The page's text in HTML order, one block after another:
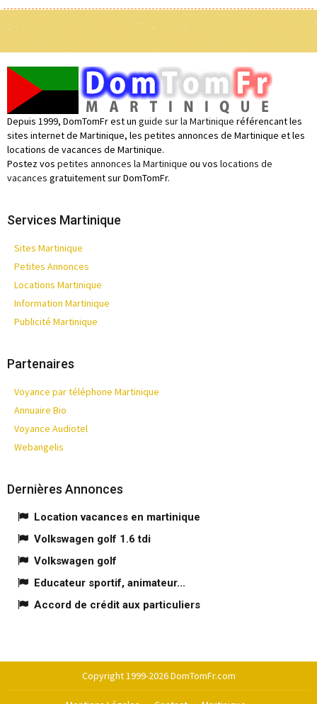
Depuis 1999, DomTomFr est un guide sur la Martinique référencant les
sites internet de Martinique, les petites annonces de Martinique et les
locations de vacances de Martinique.
Postez vos petites annonces la Martinique ou vos locations de
vacances gratuitement sur DomTomFr.
Services Martinique
Sites Martinique
Petites Annonces
Locations Martinique
Information Martinique
Publicité Martinique
Partenaires
Voyance par téléphone Martinique
Annuaire Bio
Voyance Audiotel
Webangelis
Dernières Annonces
Location vacances en martinique
Volkswagen golf 1.6 tdi
Volkswagen golf
Educateur sportif, animateur...
Accord de crédit aux particuliers
Copyright 1999-2026 DomTomFr.com